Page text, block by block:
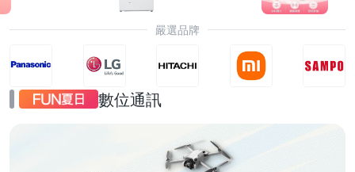
嚴選品牌
數位通訊